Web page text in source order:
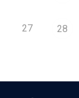
27 28